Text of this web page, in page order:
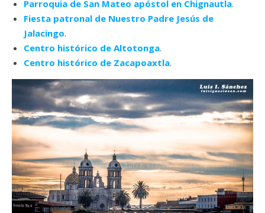
Parroquia de San Mateo apóstol en Chignautla.
Fiesta patronal de Nuestro Padre Jesús de
Jalacingo.
Centro histórico de Altotonga.
Centro histórico de Zacapoaxtla.